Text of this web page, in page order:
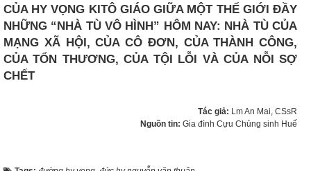
CỦA HY VỌNG KITÔ GIÁO GIỮA MỘT THẾ GIỚI ĐẦY
NHỮNG “NHÀ TÙ VÔ HÌNH” HÔM NAY: NHÀ TÙ CỦA
MẠNG XÃ HỘI, CỦA CÔ ĐƠN, CỦA THÀNH CÔNG,
CỦA TỔN THƯƠNG, CỦA TỘI LỖI VÀ CỦA NỖI SỢ
CHẾT
Tác giả: Lm An Mai, CSsR
Nguồn tin: Gia đình Cựu Chủng sinh Huế